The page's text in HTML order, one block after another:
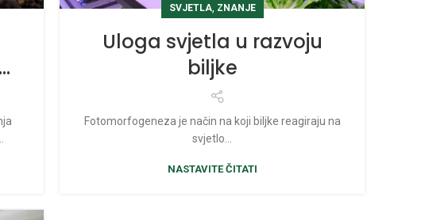
SVJETLA, ZNANJE
Uloga svjetla u razvoju
biljke
Fotomorfogeneza je način na koji biljke reagiraju na
svjetlo…
NASTAVITE ČITATI